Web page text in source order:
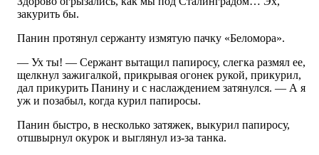
закурить бы.
Панин протянул сержанту измятую пачку «Беломора».
— Ух ты! — Сержант вытащил папиросу, слегка размял ее,
щелкнул зажигалкой, прикрывая огонек рукой, прикурил,
дал прикурить Панину и с наслаждением затянулся. — А я
уж и позабыл, когда курил папиросы.
Панин быстро, в несколько затяжек, выкурил папиросу,
отшвырнул окурок и выглянул из-за танка.